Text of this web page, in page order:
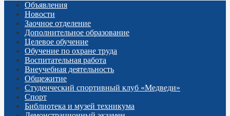
Объявления
Новости
Заочное отделение
Дополнительное образование
Целевое обучение
Обучение по охране труда
Воспитательная работа
Внеучебная деятельность
Общежитие
Студенческий спортивный клуб «Медведи»
Спорт
Библиотека и музей техникума